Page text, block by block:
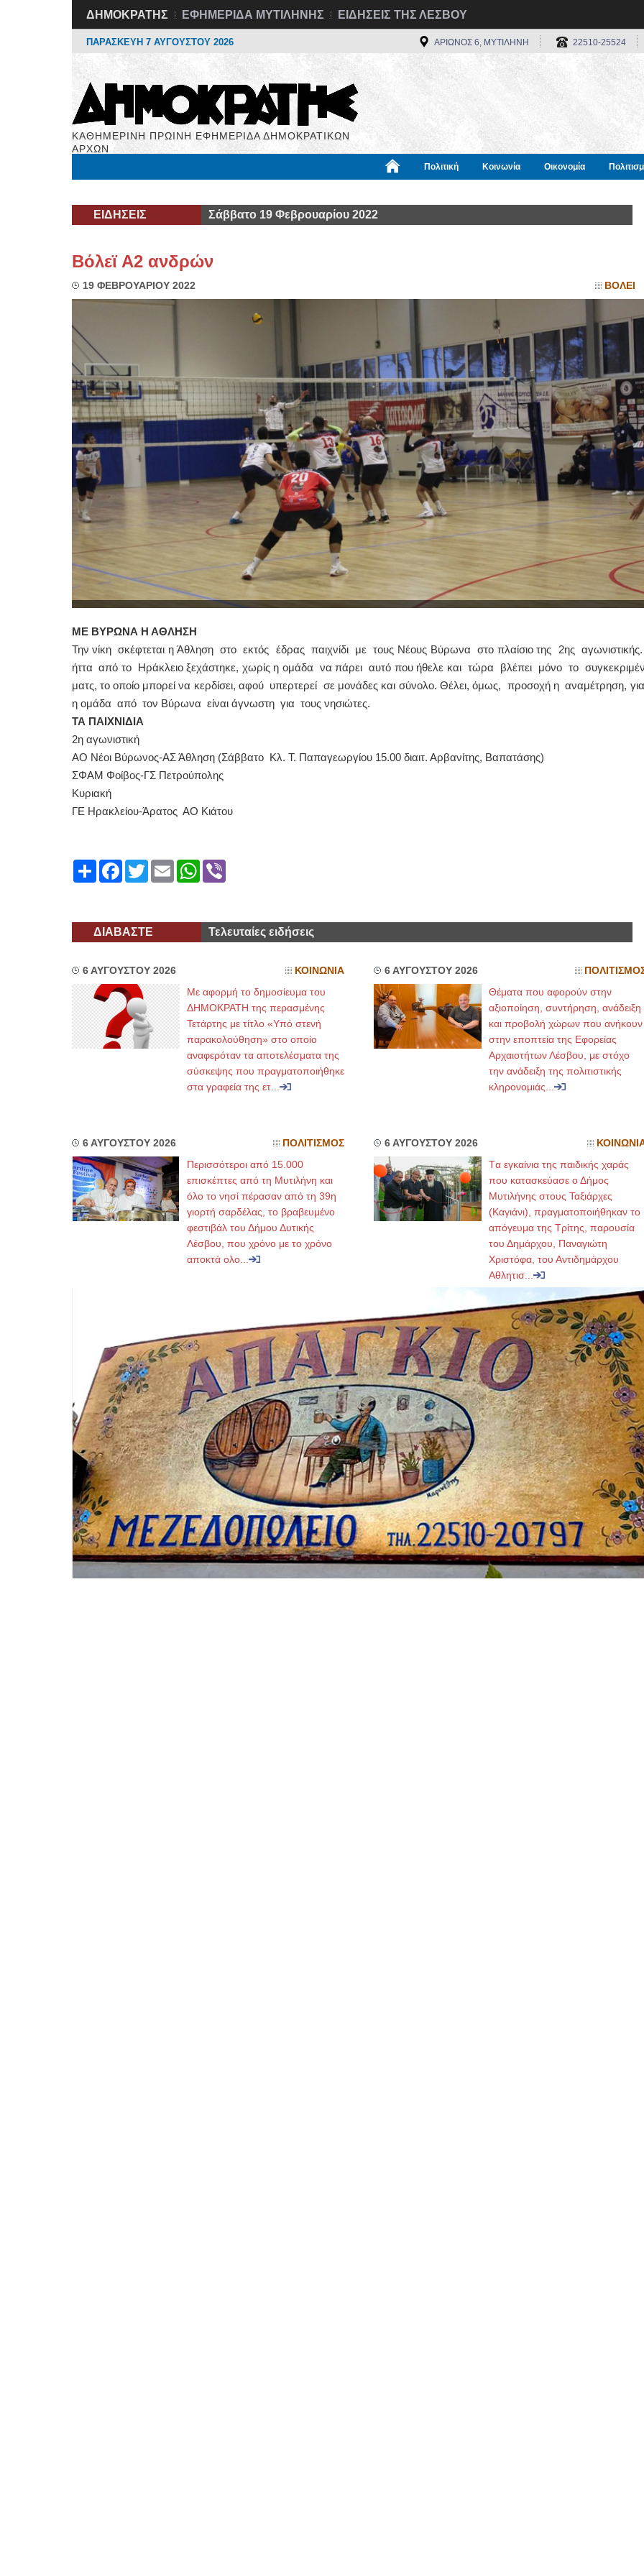
ΔΗΜΟΚΡΑΤΗΣ ΕΦΗΜΕΡΙΔΑ ΜΥΤΙΛΗΝΗΣ ΕΙΔΗΣΕΙΣ ΤΗΣ ΛΕΣΒΟΥ
ΠΑΡΑΣΚΕΥΗ 7 ΑΥΓΟΥΣΤΟΥ 2026 ΑΡΙΩΝΟΣ 6, ΜΥΤΙΛΗΝΗ 22510-25524
ΚΑΘΗΜΕΡΙΝΗ ΠΡΩΙΝΗ ΕΦΗΜΕΡΙΔΑ ΔΗΜΟΚΡΑΤΙΚΩΝ
ΑΡΧΩΝ
Πολιτική Κοινωνία Οικονομία
ΕΙΔΗΣΕΙΣ Σάββατο 19 Φεβρουαρίου 2022
Βόλεϊ Α2 ανδρών
19 ΦΕΒΡΟΥΑΡΙΟΥ 2022 ΒΟΛΕΙ
ΜΕ ΒΥΡΩΝΑ Η ΑΘΛΗΣΗ
Την νίκη σκέφτεται η Άθληση στο εκτός έδρας παιχνίδι με τους Νέους Βύρωνα στο πλαίσιο της 2ης
ήττα από το Ηράκλειο ξεχάστηκε, χωρίς η ομάδα να πάρει αυτό που ήθελε και τώρα βλέπει μόνο το
ματς, το οποίο μπορεί να κερδίσει, αφού υπερτερεί σε μονάδες και σύνολο. Θέλει, όμως, προσοχή η αναμέτρηση,
η ομάδα από τον Βύρωνα είναι άγνωστη για τους νησιώτες.
ΤΑ ΠΑΙΧΝΙΔΙΑ
2η αγωνιστική
ΑΟ Νέοι Βύρωνος-ΑΣ Άθληση (Σάββατο Κλ. Τ. Παπαγεωργίου 15.00 διαιτ. Αρβανίτης, Βαπατάσης)
ΣΦΑΜ Φοίβος-ΓΣ Πετρούπολης
Κυριακή
ΓΕ Ηρακλείου-Άρατος ΑΟ Κιάτου
ShareFacebook
TwitterEmailWhatsApp
Viber
ΔΙΑΒΑΣΤΕ Τελευταίες ειδήσεις
6 ΑΥΓΟΥΣΤΟΥ 2026 ΚΟΙΝΩΝΙΑ
Με αφορμή το δημοσίευμα του
ΔΗΜΟΚΡΑΤΗ της περασμένης
Τετάρτης με τίτλο «Υπό στενή
παρακολούθηση» στο οποίο
αναφερόταν τα αποτελέσματα της
σύσκεψης που πραγματοποιήθηκε
στα γραφεία της ετ...
6 ΑΥΓΟΥΣΤΟΥ 2026
Θέματα που αφορούν στην
αξιοποίηση, συντήρηση, ανάδειξη
και προβολή χώρων που ανήκουν
στην εποπτεία της Εφορείας
Αρχαιοτήτων Λέσβου, με στόχο
την ανάδειξη της πολιτιστικής
κληρονομιάς...
6 ΑΥΓΟΥΣΤΟΥ 2026 ΠΟΛΙΤΙΣΜΟΣ
Περισσότεροι από 15.000
επισκέπτες από τη Μυτιλήνη και
όλο το νησί πέρασαν από τη 39η
γιορτή σαρδέλας, το βραβευμένο
φεστιβάλ του Δήμου Δυτικής
Λέσβου, που χρόνο με το χρόνο
αποκτά ολο...
6 ΑΥΓΟΥΣΤΟΥ 2026
Tα εγκαίνια της παιδικής χαράς
που κατασκεύασε ο Δήμος
Μυτιλήνης στους Ταξιάρχες
(Καγιάνι), πραγματοποιήθηκαν το
απόγευμα της Τρίτης, παρουσία
του Δημάρχου, Παναγιώτη
Χριστόφα, του Αντιδημάρχου
Αθλητισ...
ΙΩΑΝΝΗΣ Α. ΜΑΛΛΙΑΣ
Καβέτσου 10, Μυτιλήνη, τηλ: